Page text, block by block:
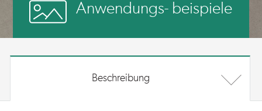
Anwendungs- beispiele
Beschreibung